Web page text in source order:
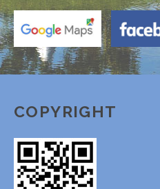
COPYRIGHT